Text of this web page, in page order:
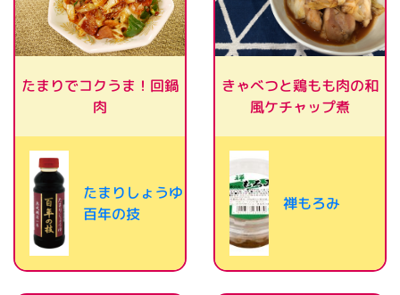
たまりでコクうま！回鍋
肉
たまりしょうゆ
百年の技
きゃべつと鶏もも肉の和
風ケチャップ煮
禅もろみ